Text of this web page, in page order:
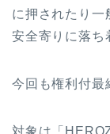
に押されたり一
安全寄りに落ち
今回も権利付最